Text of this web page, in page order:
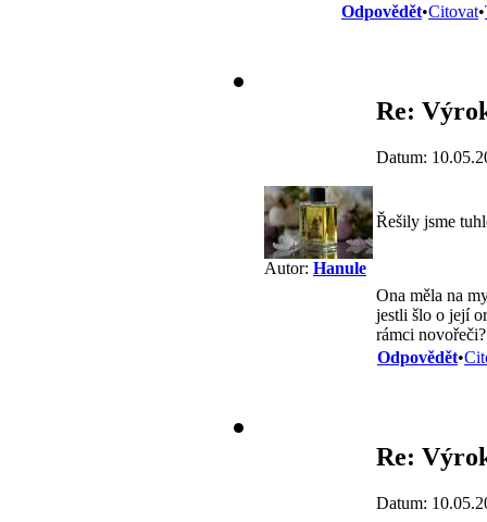
Odpovědět•Citovat•
Autor: Hanule
Re:
Datum:
Řešily jsme
Ona měla na
jestli šlo o její
rámci novořeči?
Odpovědět•
Re:
Datum: